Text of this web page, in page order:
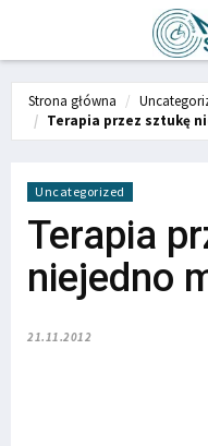
Strona główna
Terapia przez sztukę
Uncategorized
Terapia
niejedno
21.11.2012